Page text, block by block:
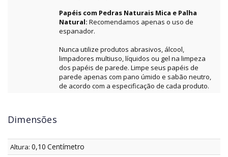
Papéis com Pedras Naturais Mica e Palha
Natural: Recomendamos apenas o uso de
espanador.
Nunca utilize produtos abrasivos, álcool,
limpadores multiuso, líquidos ou gel na limpeza
dos papéis de parede. Limpe seus papéis de
parede apenas com pano úmido e sabão neutro,
de acordo com a especificação de cada produto.
Dimensões
Altura: 0,10 Centímetro